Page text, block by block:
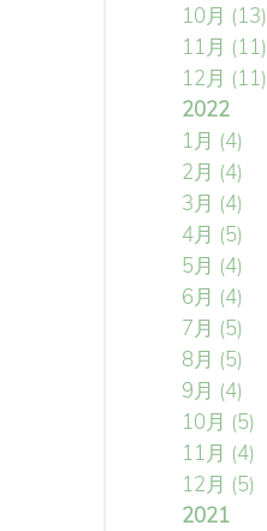
10月 (13)
11月 (11)
12月 (11)
2022
1月 (4)
2月 (4)
3月 (4)
4月 (5)
5月 (4)
6月 (4)
7月 (5)
8月 (5)
9月 (4)
10月 (5)
11月 (4)
12月 (5)
2021